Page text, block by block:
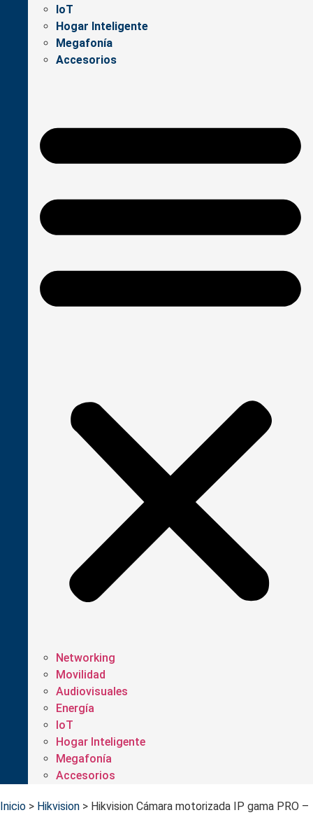
IoT
Hogar Inteligente
Megafonía
Accesorios
Networking
Movilidad
Audiovisuales
Energía
IoT
Hogar Inteligente
Megafonía
Accesorios
Inicio > Hikvision > Hikvision Cámara motorizada IP gama PRO –